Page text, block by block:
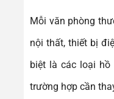
Mỗi văn phòng
nội thất, thiết bị
biệt là các loại hồ
trường hợp cần